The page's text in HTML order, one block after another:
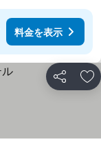
料金を表示
シェア お